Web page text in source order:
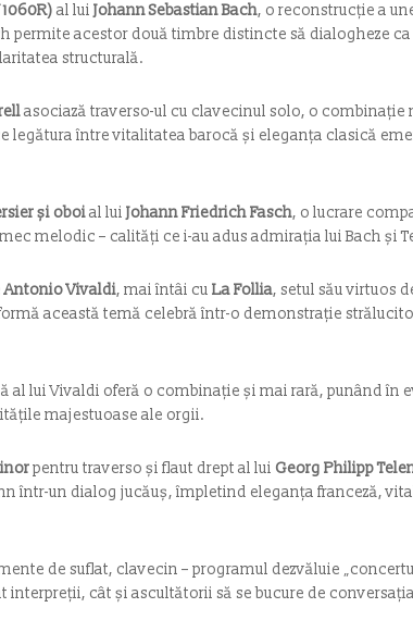
al luiJohann Sebastian Bach, o reconstrucție a
permite acestor două timbre distincte să dialogheze
structurală.
asociază traverso-ul cu clavecinul solo, o
legătura între vitalitatea barocă și eleganța clasică
și oboial luiJohann Friedrich Fasch, o lucrare
melodic – calități ce i-au adus admirația lui Bach și
Antonio Vivaldi, mai întâi cuLa Follia, setul său virtuos
această temă celebră într-o demonstrație
al lui Vivaldi oferă o combinație și mai rară, punând în
majestuoase ale orgii.
pentru traverso și flaut drept al lui Georg Philipp
într-un dialog jucăuș, împletind eleganța franceză,
de suflat, clavecin – programul dezvăluie
cât și ascultătorii să se bucure de